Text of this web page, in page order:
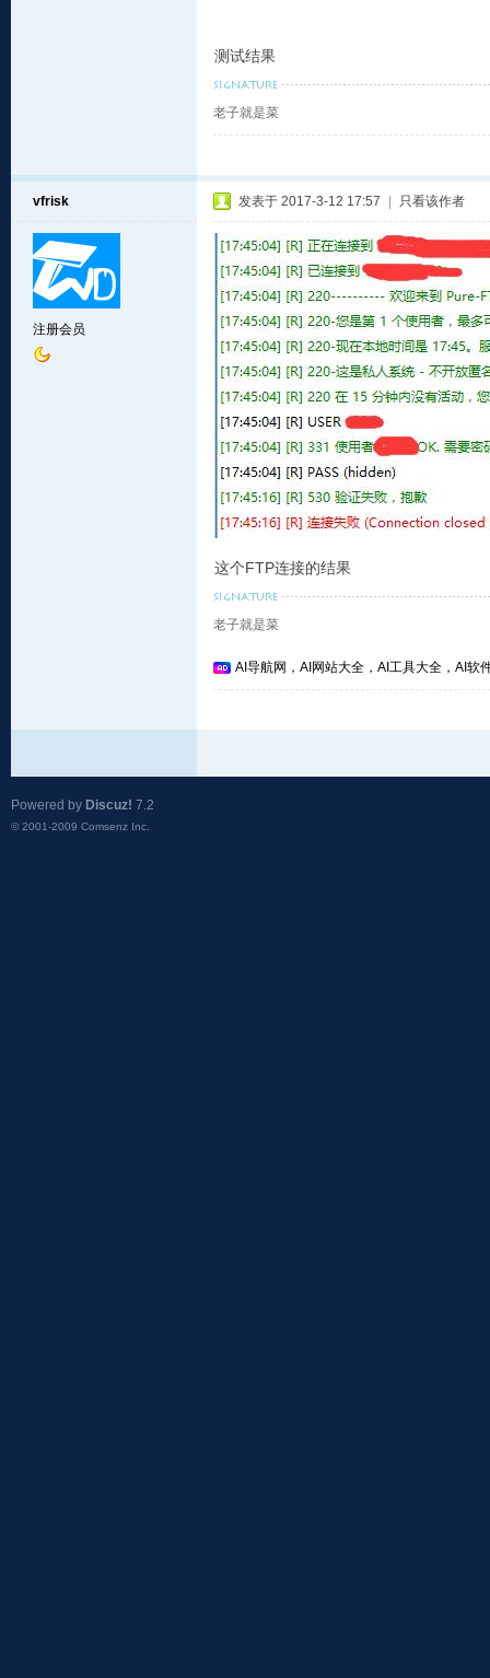
测试结果
老子就是菜
vfrisk
注册会员
发表于 2017-3-12 17:57 只看该作者
这个FTP连接的结果
老子就是菜
AI导航网，AI网站大全，AI工具大全，AI软
Powered by Discuz! 7.2
© 2001-2009 Comsenz Inc.